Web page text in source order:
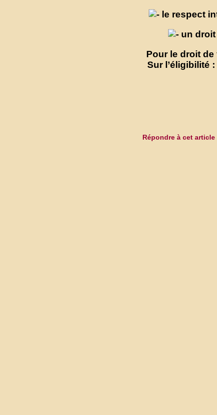
le respect
un droit
Pour le droit
Sur l’éligibilité
Répondre à cet article